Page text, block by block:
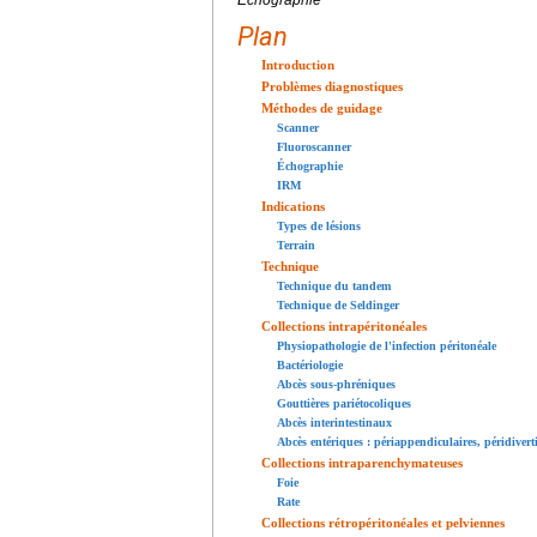
Plan
Introduction
Problèmes diagnostiques
Méthodes de guidage
Scanner
Fluoroscanner
Échographie
IRM
Indications
Types de lésions
Terrain
Technique
Technique du tandem
Technique de Seldinger
Collections intrapéritonéales
Physiopathologie de l'infection péritonéale
Bactériologie
Abcès sous-phréniques
Gouttières pariétocoliques
Abcès interintestinaux
Abcès entériques : périappendiculaires,
Collections intraparenchymateuses
Foie
Rate
Collections rétropéritonéales et pelviennes